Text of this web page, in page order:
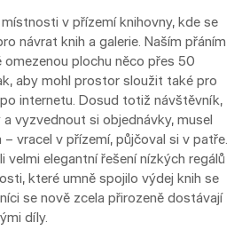
v přízemí knihovny, kde se
návrat knih a galerie. Naším přáním
plochu něco přes 50
aby mohl prostor sloužit také pro
internetu. Dosud totiž návštěvník,
vyzvednout si objednávky, musel
vracel v přízemí, půjčoval si v patře.
velmi elegantní řešení nízkých regálů
které umně spojilo výdej knih se
se nově zcela přirozeně dostávají
díly.